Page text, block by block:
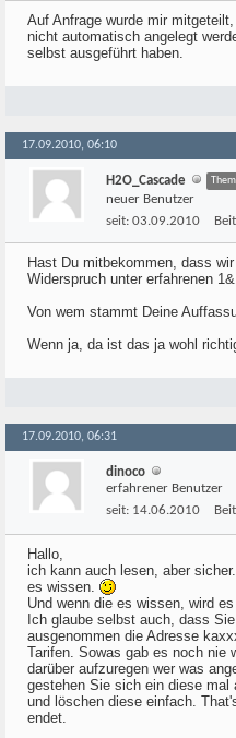
Auf Anfrage wurde mir
nicht automatisch angelegt
selbst ausgeführt haben.
17.09.2010, 06:10
H2O_Cascade
neuer Benutzer
seit: 03.09.2010
Hast Du mitbekommen, dass
Widerspruch unter erfahrenen
Von wem stammt Deine
Wenn ja, da ist das ja wohl
17.09.2010, 06:31
dinoco
erfahrener Benutzer
seit: 14.06.2010
Hallo,
ich kann auch lesen, aber
es wissen.
Und wenn die es wissen, wird
Ich glaube selbst auch, dass
ausgenommen die Adresse
Tarifen. Sowas gab es noch nie
darüber aufzuregen wer was
gestehen Sie sich ein diese mal
und löschen diese einfach.
endet.